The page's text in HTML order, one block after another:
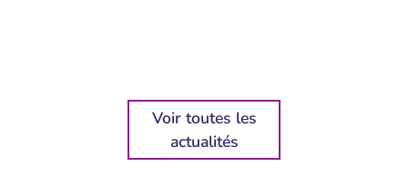
Voir toutes les
actualités